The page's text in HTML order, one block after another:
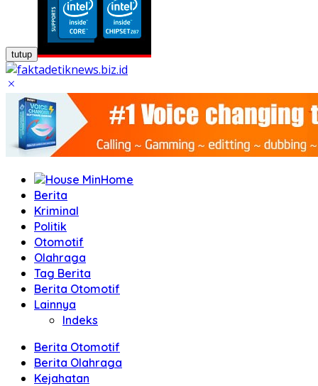
tutup
Home
Berita
Kriminal
Politik
Otomotif
Olahraga
Tag Berita
Berita Otomotif
Lainnya
Indeks
Berita Otomotif
Berita Olahraga
Kejahatan